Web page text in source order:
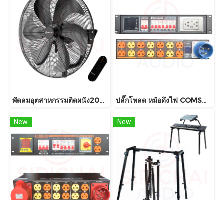
พัดลมอุตสาหกรรมติดผนัง20นิ้ว SMART TECH รุ่น GL-55-4 ปลั๊กโหลด หม้อดึงไฟ COMSON รุ่น AEC649 (POWER LOAD CENTER 8Way+5V USB) 2เฟส
New New